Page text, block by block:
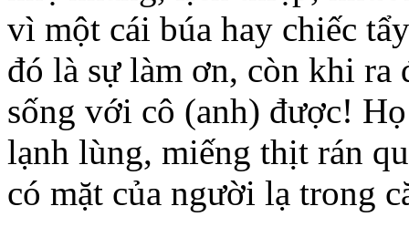
vì một cái búa hay chiếc
đó là sự làm ơn, còn khi
sống với cô (anh) được!
lạnh lùng, miếng thịt rán
có mặt của người lạ trong